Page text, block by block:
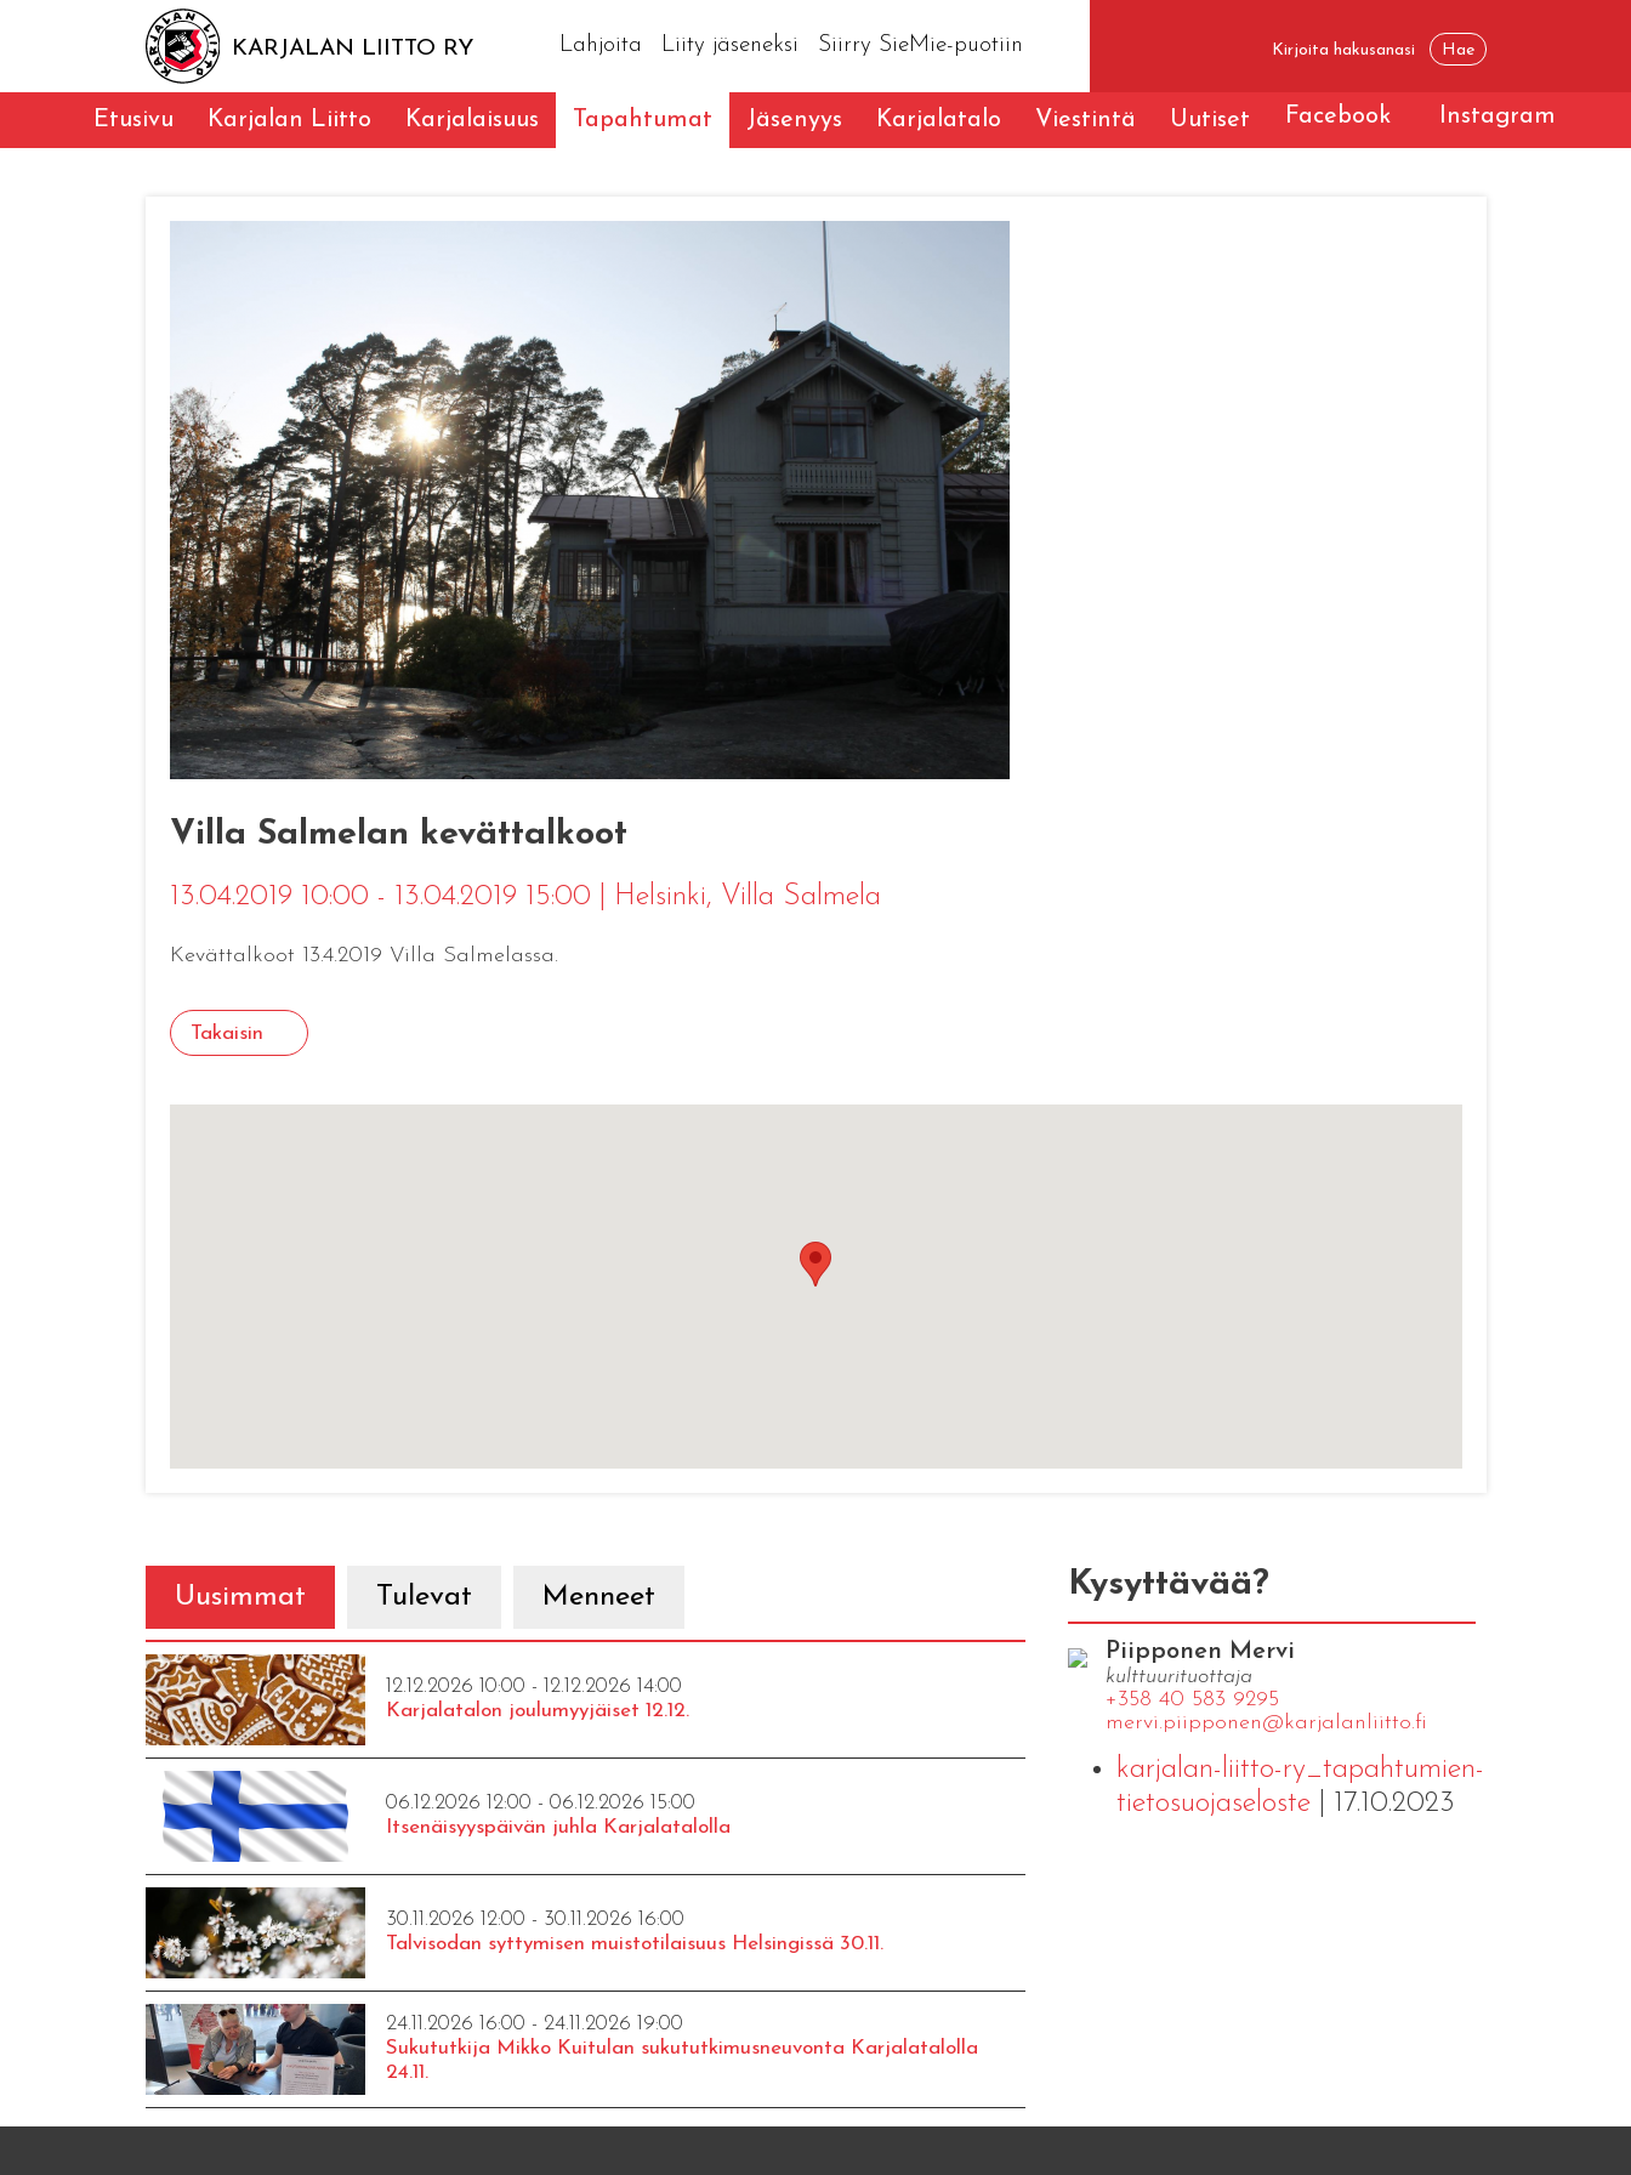
KARJALAN LIITTO RY Lahjoita Liity jäseneksi Siirry SieMie-puotiin
Etusivu Karjalan Liitto Karjalaisuus Tapahtumat Jäsenyys Karjalatalo Viestintä Uutiset Facebook Instagram
Villa Salmelan kevättalkoot
13.04.2019 10:00 - 13.04.2019 15:00 Helsinki, Villa Salmela
Kevättalkoot 13.4.2019 Villa Salmelassa.
Takaisin
Uusimmat Tulevat Menneet
12.12.2026 10:00 - 12.12.2026 14:00
Karjalatalon joulumyyjäiset 12.12.
06.12.2026 12:00 - 06.12.2026 15:00
Itsenäisyyspäivän juhla Karjalatalolla
30.11.2026 12:00 - 30.11.2026 16:00
Talvisodan syttymisen muistotilaisuus Helsingissä 30.11.
24.11.2026 16:00 - 24.11.2026 19:00
Sukututkija Mikko Kuitulan sukututkimusneuvonta Karjalatalolla
24.11.
Kysyttävää?
Piipponen Mervi
kulttuurituottaja
+358 40 583 9295
mervi.​piipponen@​kar​jala​nlii​tto.​fi
karjalan-liitto-ry_tapahtumien-
tietosuojaseloste| 17.10.2023